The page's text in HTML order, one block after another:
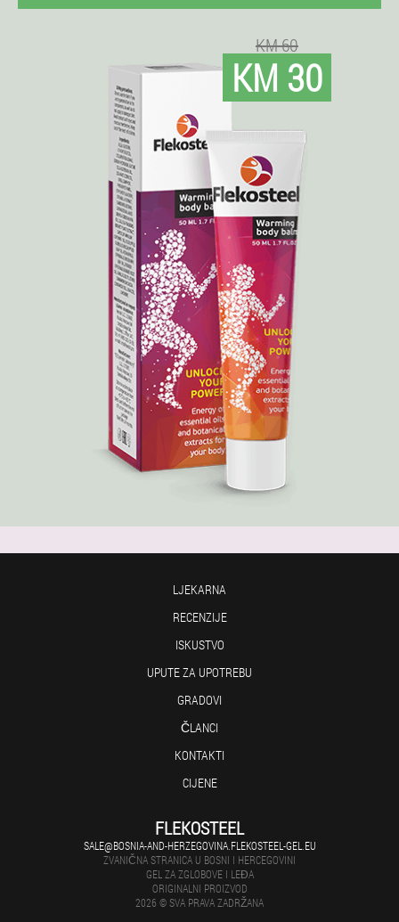
KM 60
KM 30
LJEKARNA
RECENZIJE
ISKUSTVO
UPUTE ZA UPOTREBU
GRADOVI
ČLANCI
KONTAKTI
CIJENE
FLEKOSTEEL
SALE@BOSNIA-AND-HERZEGOVINA.FLEKOSTEEL-GEL.EU
ZVANIČNA STRANICA U BOSNI I HERCEGOVINI
GEL ZA ZGLOBOVE I LEĐA
ORIGINALNI PROIZVOD
2026 © SVA PRAVA ZADRŽANA